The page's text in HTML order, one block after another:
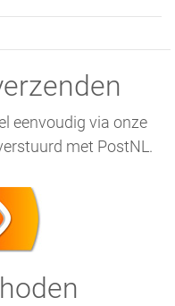
eenvoudig via onze
met PostNL.